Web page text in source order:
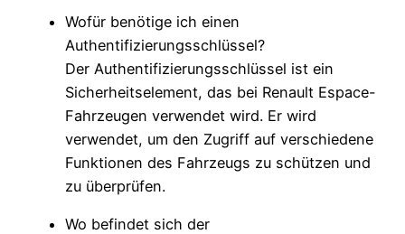
Wofür benötige ich einen
Authentifizierungsschlüssel?
Der Authentifizierungsschlüssel ist ein
Sicherheitselement, das bei Renault Espace-
Fahrzeugen verwendet wird. Er wird
verwendet, um den Zugriff auf verschiedene
Funktionen des Fahrzeugs zu schützen und
zu überprüfen.
Wo befindet sich der